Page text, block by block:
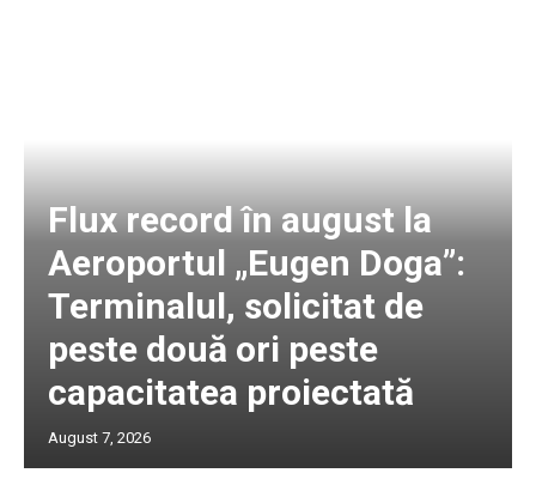
Flux record în august la
Aeroportul „Eugen Doga”:
Terminalul, solicitat de
peste două ori peste
capacitatea proiectată
August 7, 2026